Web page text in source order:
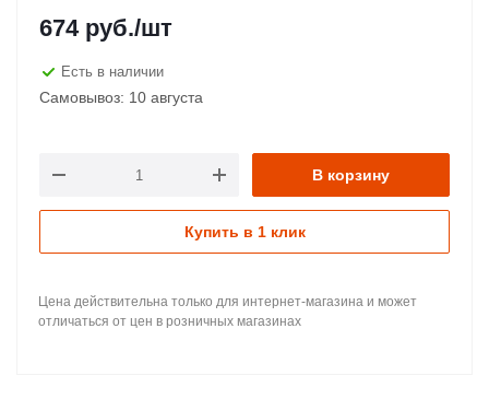
674руб./шт
Есть в наличии
Самовывоз: 10 августа
В корзину
Купить в 1 клик
Цена действительна только для интернет-магазина и может
отличаться от цен в розничных магазинах